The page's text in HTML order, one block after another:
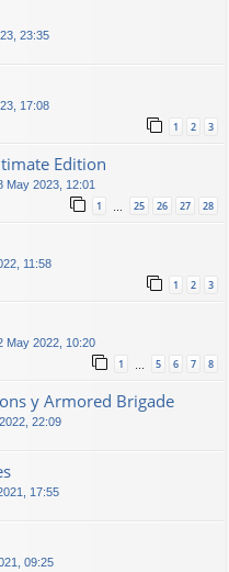
23:35
17:08
1 2 3
Edition
May 2023, 12:01
1 … 25 26 27 28
11:58
1 2 3
May 2022, 10:20
1 … 5 6 7 8
y Armored Brigade
22:09
17:55
09:25